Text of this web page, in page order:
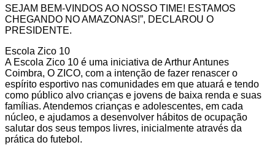
SEJAM BEM-VINDOS AO NOSSO TIME! ESTAMOS
CHEGANDO NO AMAZONAS!”, DECLAROU O
PRESIDENTE.
Escola Zico 10
A Escola Zico 10 é uma iniciativa de Arthur Antunes
Coimbra, O ZICO, com a intenção de fazer renascer o
espírito esportivo nas comunidades em que atuará e tendo
como público alvo crianças e jovens de baixa renda e suas
famílias. Atendemos crianças e adolescentes, em cada
núcleo, e ajudamos a desenvolver hábitos de ocupação
salutar dos seus tempos livres, inicialmente através da
prática do futebol.